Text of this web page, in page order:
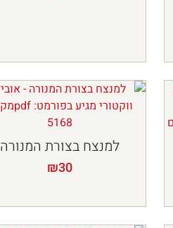
למנצח בצורת המנורה
₪30